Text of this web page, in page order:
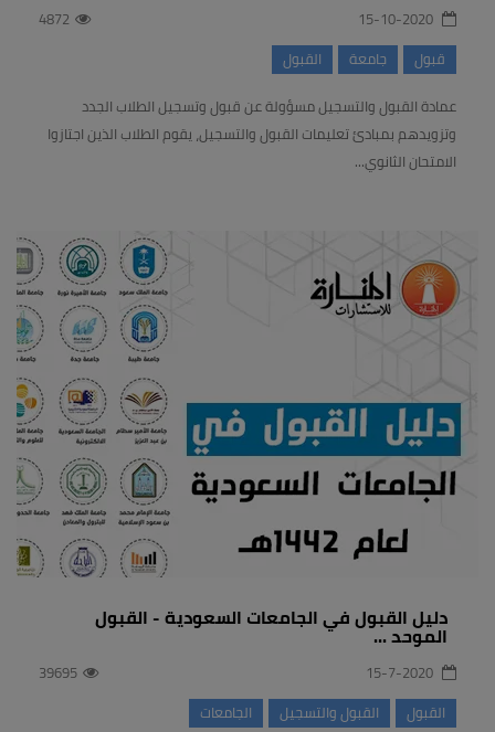
4872
قبول
جامعة
القبول
عمادة القبول والتسجيل مسؤولة عن قبول وتسجيل الطلاب الجدد
وتزويدهم بمبادئ تعليمات القبول والتسجيل، يقوم الطلاب الذين اجتازوا
الامتحان الثانوي...
دليل القبول في الجامعات السعودية - القبول
الموحد ...
39695
القبول
القبول والتسجيل
الجامعات